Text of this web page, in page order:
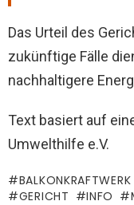
Das Urteil des
zukünftige Fälle
nachhaltigere
Text basiert auf
Umwelthilfe e.V.
BALKONKRAFTWERK
GERICHT
INFO